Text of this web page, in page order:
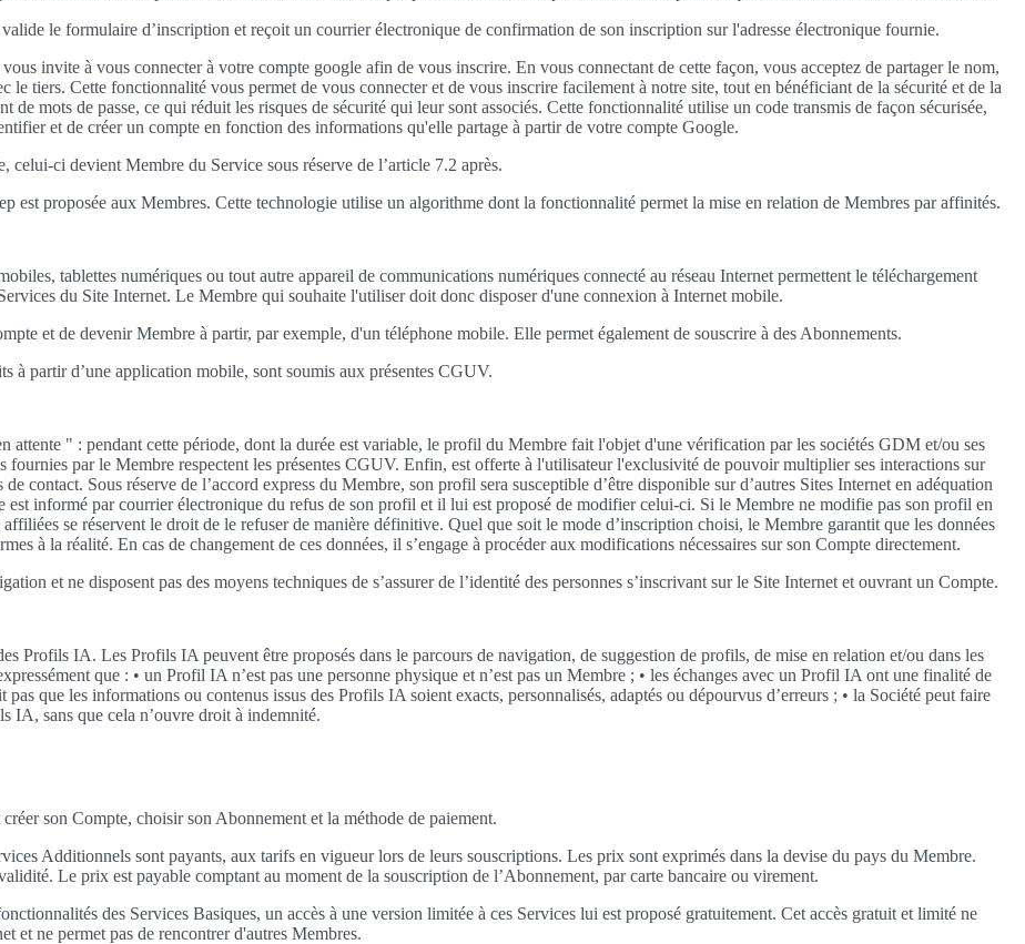
le formulaire d’inscription et reçoit un courrier électronique de confirmation de son inscription sur l'adresse électronique fournie.
invite à vous connecter à votre compte google afin de vous inscrire. En vous connectant de cette façon, vous acceptez de partager le nom,
tiers. Cette fonctionnalité vous permet de vous connecter et de vous inscrire facilement à notre site, tout en bénéficiant de la sécurité et de la
mots de passe, ce qui réduit les risques de sécurité qui leur sont associés. Cette fonctionnalité utilise un code transmis de façon sécurisée,
et de créer un compte en fonction des informations qu'elle partage à partir de votre compte Google.
ci devient Membre du Service sous réserve de l’article 7.2 après.
est proposée aux Membres. Cette technologie utilise un algorithme dont la fonctionnalité permet la mise en relation de Membres par affinités.
tablettes numériques ou tout autre appareil de communications numériques connecté au réseau Internet permettent le téléchargement
du Site Internet. Le Membre qui souhaite l'utiliser doit donc disposer d'une connexion à Internet mobile.
et de devenir Membre à partir, par exemple, d'un téléphone mobile. Elle permet également de souscrire à des Abonnements.
à partir d’une application mobile, sont soumis aux présentes CGUV.
" : pendant cette période, dont la durée est variable, le profil du Membre fait l'objet d'une vérification par les sociétés GDM et/ou ses
fournies par le Membre respectent les présentes CGUV. Enfin, est offerte à l'utilisateur l'exclusivité de pouvoir multiplier ses interactions sur
contact. Sous réserve de l’accord express du Membre, son profil sera susceptible d’être disponible sur d’autres Sites Internet en adéquation
est informé par courrier électronique du refus de son profil et il lui est proposé de modifier celui-ci. Si le Membre ne modifie pas son profil en
se réservent le droit de le refuser de manière définitive. Quel que soit le mode d’inscription choisi, le Membre garantit que les données
à la réalité. En cas de changement de ces données, il s’engage à procéder aux modifications nécessaires sur son Compte directement.
et ne disposent pas des moyens techniques de s’assurer de l’identité des personnes s’inscrivant sur le Site Internet et ouvrant un Compte.
Profils IA. Les Profils IA peuvent être proposés dans le parcours de navigation, de suggestion de profils, de mise en relation et/ou dans les
que : • un Profil IA n’est pas une personne physique et n’est pas un Membre ; • les échanges avec un Profil IA ont une finalité de
que les informations ou contenus issus des Profils IA soient exacts, personnalisés, adaptés ou dépourvus d’erreurs ; • la Société peut faire
IA, sans que cela n’ouvre droit à indemnité.
son Compte, choisir son Abonnement et la méthode de paiement.
Additionnels sont payants, aux tarifs en vigueur lors de leurs souscriptions. Les prix sont exprimés dans la devise du pays du Membre.
Le prix est payable comptant au moment de la souscription de l’Abonnement, par carte bancaire ou virement.
des Services Basiques, un accès à une version limitée à ces Services lui est proposé gratuitement. Cet accès gratuit et limité ne
et ne permet pas de rencontrer d'autres Membres.